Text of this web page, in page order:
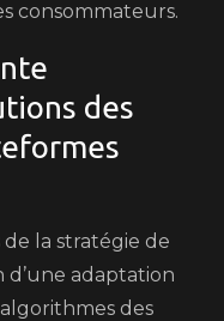
consommateurs.
des
la stratégie de
d’une adaptation
des